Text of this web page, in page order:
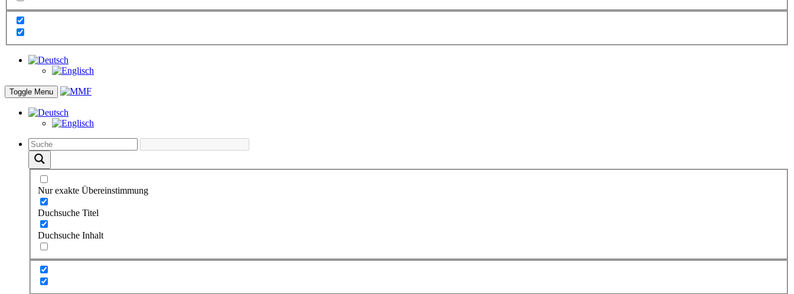
Toggle Menu
Nur exakte Übereinstimmung
Duchsuche Titel
Duchsuche Inhalt